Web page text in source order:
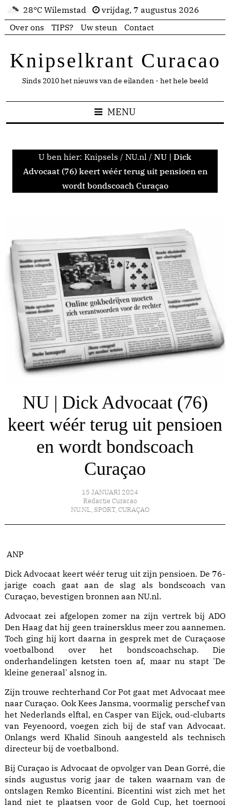
28°C Wilemstad
vrijdag, 7 augustus 2026
Over ons
TIPS? Uw steun Contact
Knipselkrant Curacao
Sinds 2010 het nieuws van de eilanden - het hele beeld
MENU
U ben hier: Knipsels / NU.nl / NU | Dick
Advocaat (76) keert wéér terug uit pensioen en
wordt bondscoach Curaçao
NU | Dick Advocaat (76)
keert wéér terug uit pensioen
en wordt bondscoach
Curaçao
15 JANUARI 2024
Redactie Curacao
NU.NL, SPORT, CURAÇAO
ANP
Dick Advocaat keert wéér terug uit zijn pensioen. De 76-
jarige coach gaat aan de slag als bondscoach van
Curaçao, bevestigen bronnen aan NU.nl.
Advocaat zei afgelopen zomer na zijn vertrek bij ADO
Den Haag dat hij geen trainersklus meer zou aannemen.
Toch ging hij kort daarna in gesprek met de Curaçaose
voetbalbond over het bondscoachschap. Die
onderhandelingen ketsten toen af, maar nu stapt 'De
kleine generaal' alsnog in.
Zijn trouwe rechterhand Cor Pot gaat met Advocaat mee
naar Curaçao. Ook Kees Jansma, voormalig perschef van
het Nederlands elftal, en Casper van Eijck, oud-clubarts
van Feyenoord, voegen zich bij de staf van Advocaat.
Onlangs werd Khalid Sinouh aangesteld als technisch
directeur bij de voetbalbond.
Bij Curaçao is Advocaat de opvolger van Dean Gorré, die
sinds augustus vorig jaar de taken waarnam van de
ontslagen Remko Bicentini. Bicentini wist zich met het
land niet te plaatsen voor de Gold Cup, het toernooi